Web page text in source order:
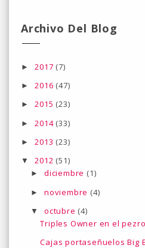
Archivo Del Blog
►2017 (7)
►2016 (47)
►2015 (23)
►2014 (33)
►2013 (23)
▼2012 (51)
► diciembre (1)
► noviembre (4)
▼ octubre (4)
Triples Owner en el
Cajas portaseñuelos Big